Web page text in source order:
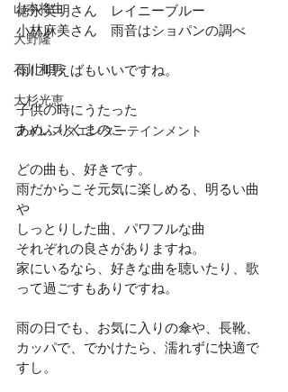
山本将生
大野隆
石川和男
大杉光恵
フォレスタエンターテインメント
徳永英明さん　レイニーブルー
小林麻美さん　雨音はショパンの調べ
雨に唄えばもいいですね。
子供の時にうたった
あめふりくまのこ
どの曲も、好きです。
雨だからこそ元気に楽しめる、明るい曲
や
しっとりした曲、パワフルな曲
それぞれの良さがありますね。
家にいるなら、好きな曲を聴いたり、歌
って過ごすもありですね。
雨の日でも、お気に入りの傘や、長靴、
カッパで、でかけたら、濡れずに快適で
すし。